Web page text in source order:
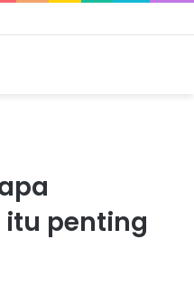
penting